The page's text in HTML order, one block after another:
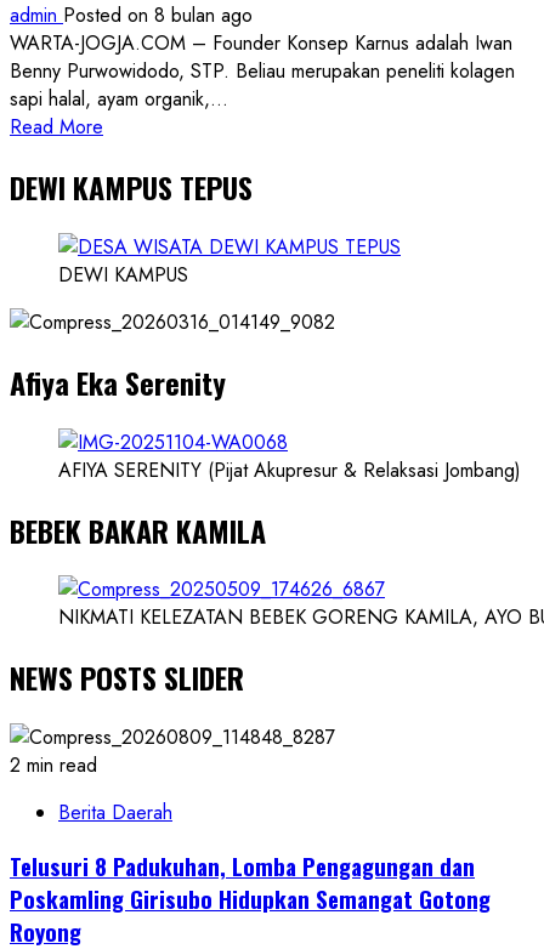
admin Posted on 8 bulan ago
WARTA-JOGJA.COM – Founder Konsep Karnus adalah Iwan
Benny Purwowidodo, STP. Beliau merupakan peneliti kolagen
sapi halal, ayam organik,...
Read More
about
Founder
Konsep
Karnus
Dokter
Ilmuwan
DEWI KAMPUS TEPUS
DEWI KAMPUS
Afiya Eka Serenity
AFIYA SERENITY (Pijat Akupresur & Relaksasi Jombang)
BEBEK BAKAR KAMILA
NIKMATI KELEZATAN BEBEK GORENG KAMILA, AYO
NEWS POSTS SLIDER
2 min read
Berita Daerah
Telusuri 8 Padukuhan, Lomba Pengagungan dan
Poskamling Girisubo Hidupkan Semangat Gotong
Royong